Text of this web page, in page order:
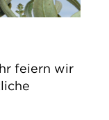
feiern wir